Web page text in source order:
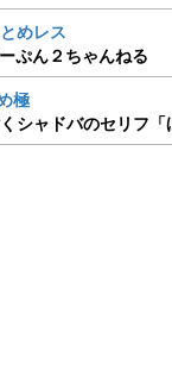
めレス
ぷん２ちゃんねる
極
シャドバのセリフ
ね」